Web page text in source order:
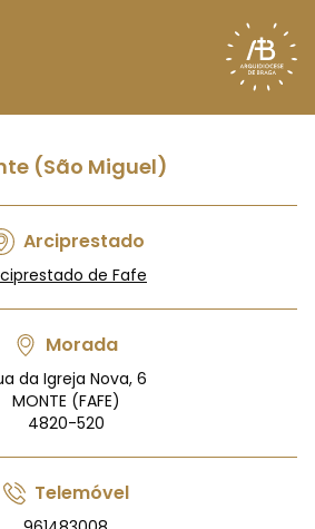
(São Miguel)
Arciprestado
de Fafe
Morada
da Igreja Nova, 6
MONTE (FAFE)
4820-520
Telemóvel